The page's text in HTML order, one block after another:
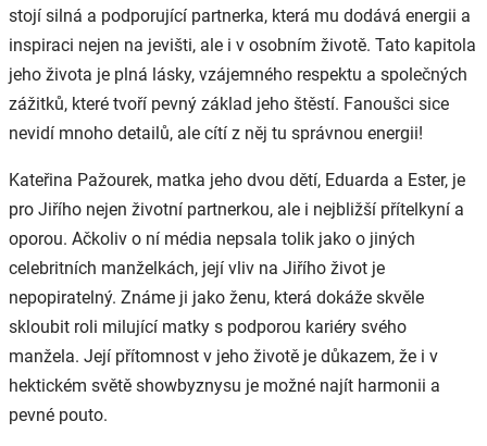
stojí silná a podporující partnerka, která mu dodává energii a
inspiraci nejen na jevišti, ale i v osobním životě. Tato kapitola
jeho života je plná lásky, vzájemného respektu a společných
zážitků, které tvoří pevný základ jeho štěstí. Fanoušci sice
nevidí mnoho detailů, ale cítí z něj tu správnou energii!
Kateřina Pažourek, matka jeho dvou dětí, Eduarda a Ester, je
pro Jiřího nejen životní partnerkou, ale i nejbližší přítelkyní a
oporou. Ačkoliv o ní média nepsala tolik jako o jiných
celebritních manželkách, její vliv na Jiřího život je
nepopiratelný. Známe ji jako ženu, která dokáže skvěle
skloubit roli milující matky s podporou kariéry svého
manžela. Její přítomnost v jeho životě je důkazem, že i v
hektickém světě showbyznysu je možné najít harmonii a
pevné pouto.